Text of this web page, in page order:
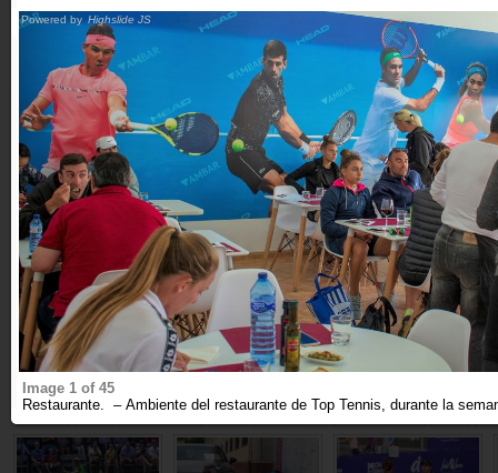
2019
LOADING...
Image 1 of 45
Restaurante. – Ambiente del restaurante de Top Tennis, durante la
Powered by Highslide JS